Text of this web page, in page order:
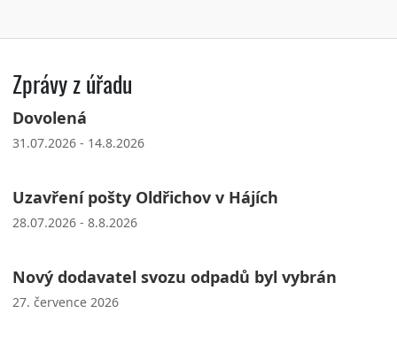
Zprávy z úřadu
Dovolená
31.07.2026 - 14.8.2026
Uzavření pošty Oldřichov v Hájích
28.07.2026 - 8.8.2026
Nový dodavatel svozu odpadů byl vybrán
27. července 2026